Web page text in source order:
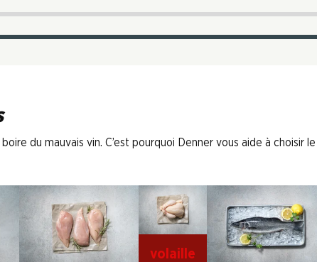
du mauvais vin. C’est pourquoi Denner vous aide à choisir
volaille